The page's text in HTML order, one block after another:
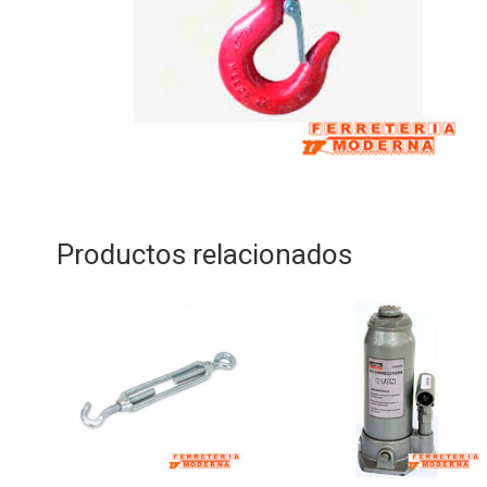
Productos relacionados